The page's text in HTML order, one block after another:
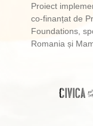
Proiect
co-finanțat de
Foundations,
Romania și